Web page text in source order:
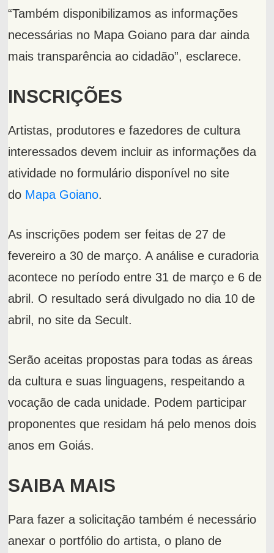
“Também disponibilizamos as informações
necessárias no Mapa Goiano para dar ainda
mais transparência ao cidadão”, esclarece.
INSCRIÇÕES
Artistas, produtores e fazedores de cultura
interessados devem incluir as informações da
atividade no formulário disponível no site
do Mapa Goiano.
As inscrições podem ser feitas de 27 de
fevereiro a 30 de março. A análise e curadoria
acontece no período entre 31 de março e 6 de
abril. O resultado será divulgado no dia 10 de
abril, no site da Secult.
Serão aceitas propostas para todas as áreas
da cultura e suas linguagens, respeitando a
vocação de cada unidade. Podem participar
proponentes que residam há pelo menos dois
anos em Goiás.
SAIBA MAIS
Para fazer a solicitação também é necessário
anexar o portfólio do artista, o plano de